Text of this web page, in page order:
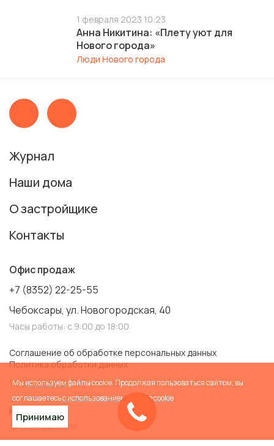
1 февраля 2023 10:23
Анна Никитина: «Плету уют для
Нового города»
Люди Нового города
Журнал
Наши дома
О застройщике
Контакты
Офис продаж
+7 (8352) 22-25-55
Чебоксары, ул. Новогородская, 40
Часы работы: с 9:00 до 18:00
© АО «СЗ «ИСКО-Ч». 2026
Соглашение об обработке персональных данных
Политика обработки данных
Карта сайта
Дизайн сделали
Мы используемфайлы cookie. Продолжая пользоваться сайтом, вы
соглашаетесьс использованием файлов cookie
Принимаю